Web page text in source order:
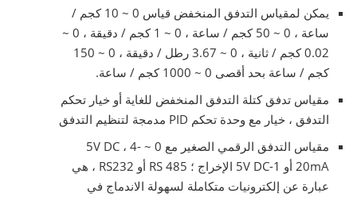
يمكن لمقياس التدفق المنخفض قياس 0 ~ 10 كجم /
ساعة ، 0 ~ 50 كجم / ساعة ، 0 ~ 1 كجم / دقيقة ، 0 ~
0.02 كجم / ثانية ، 0 ~ 3.67 رطل / دقيقة ، 0 ~ 150
كجم / ساعة بحد أقصى 0 ~ 1000 كجم / ساعة.
مقياس تدفق كتلة التدفق المنخفض للغاية أو خيار تحكم
التدفق ، خيار مع وحدة تحكم PID مدمجة لتنظيم التدفق
مقياس التدفق الرقمي الصغير مع 0 ~ 5V DC ، 4-
20mA أو 1-5V DC الإخراج ؛ RS 485 أو RS232 ، هي
عبارة عن إلكترونيات متكاملة لسهولة الاندماج في